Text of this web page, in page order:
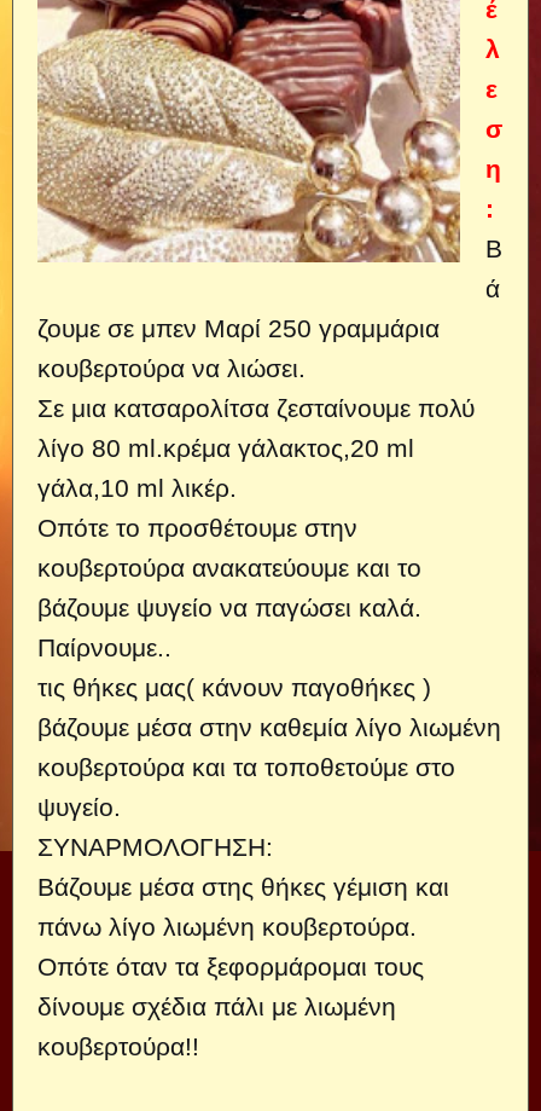
έ
λ
ε
σ
η
:
Β
ά
ζουμε σε μπεν Μαρί 250 γραμμάρια
κουβερτούρα να λιώσει.
Σε μια κατσαρολίτσα ζεσταίνουμε πολύ
λίγο 80 ml.κρέμα γάλακτος,20 ml
γάλα,10 ml λικέρ.
Οπότε το προσθέτουμε στην
κουβερτούρα ανακατεύουμε και το
βάζουμε ψυγείο να παγώσει καλά.
Παίρνουμε..
τις θήκες μας( κάνουν παγοθήκες )
βάζουμε μέσα στην καθεμία λίγο λιωμένη
κουβερτούρα και τα τοποθετούμε στο
ψυγείο.
ΣΥΝΑΡΜΟΛΟΓΗΣΗ:
Βάζουμε μέσα στης θήκες γέμιση και
πάνω λίγο λιωμένη κουβερτούρα.
Οπότε όταν τα ξεφορμάρομαι τους
δίνουμε σχέδια πάλι με λιωμένη
κουβερτούρα!!